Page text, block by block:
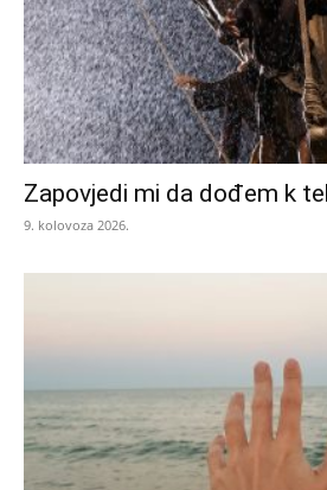
Zapovjedi mi da dođem k
9. kolovoza 2026.